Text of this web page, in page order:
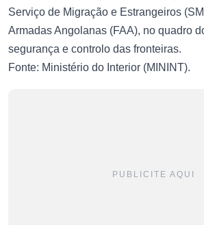
Serviço de Migração e Estrangeiros
Armadas Angolanas (FAA), no quadro
segurança e controlo das fronteiras.
Fonte: Ministério do Interior (MININT).
PUBLICITE AQUI